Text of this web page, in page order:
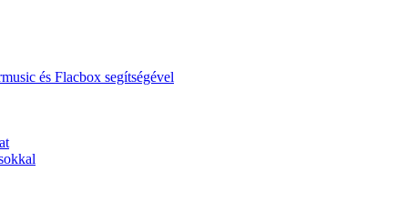
és Flacbox segítségével